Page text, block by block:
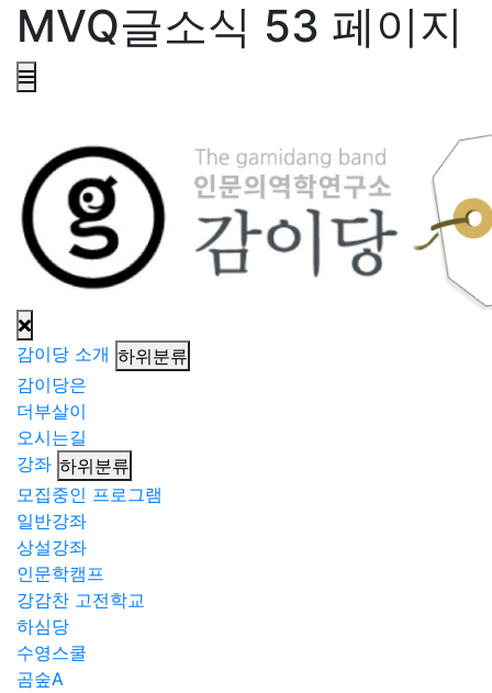
MVQ글소식 53 페이지
감이당 소개 하위분류
감이당은
더부살이
오시는길
강좌 하위분류
모집중인 프로그램
일반강좌
상설강좌
인문학캠프
강감찬 고전학교
하심당
수영스쿨
곰숲A